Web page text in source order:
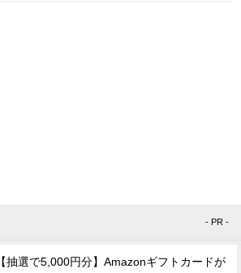
- PR -
【抽選で5,000円分】Amazonギフトカードが